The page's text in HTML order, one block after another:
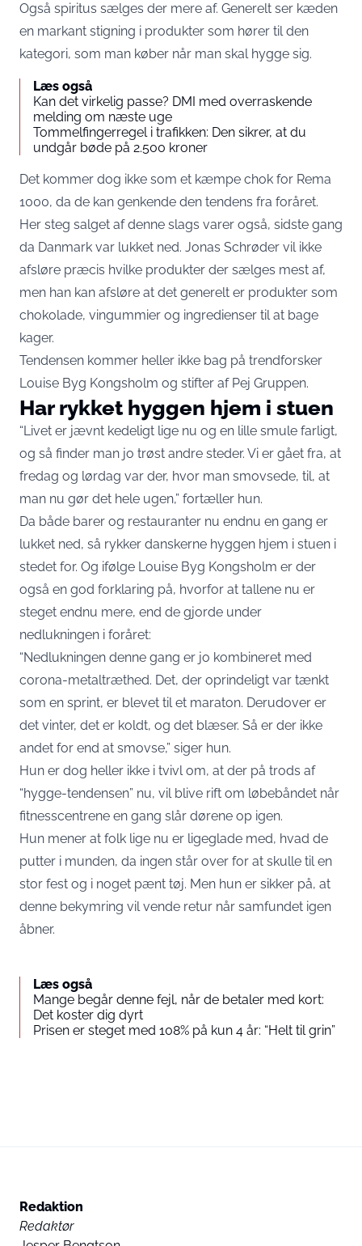
Også spiritus sælges der mere af. Generelt ser kæden
en markant stigning i produkter som hører til den
kategori, som man køber når man skal hygge sig.
Læs også
Kan det virkelig passe? DMI med overraskende
melding om næste uge
Tommelfingerregel i trafikken: Den sikrer, at du
undgår bøde på 2.500 kroner
Det kommer dog ikke som et kæmpe chok for Rema
1000, da de kan genkende den tendens fra foråret.
Her steg salget af denne slags varer også, sidste gang
da Danmark var lukket ned. Jonas Schrøder vil ikke
afsløre præcis hvilke produkter der sælges mest af,
men han kan afsløre at det generelt er produkter som
chokolade, vingummier og ingredienser til at bage
kager.
Tendensen kommer heller ikke bag på trendforsker
Louise Byg Kongsholm og stifter af Pej Gruppen.
Har rykket hyggen hjem i stuen
“Livet er jævnt kedeligt lige nu og en lille smule farligt,
og så finder man jo trøst andre steder. Vi er gået fra, at
fredag og lørdag var der, hvor man smovsede, til, at
man nu gør det hele ugen,” fortæller hun.
Da både barer og restauranter nu endnu en gang er
lukket ned, så rykker danskerne hyggen hjem i stuen i
stedet for. Og ifølge Louise Byg Kongsholm er der
også en god forklaring på, hvorfor at tallene nu er
steget endnu mere, end de gjorde under
nedlukningen i foråret:
“Nedlukningen denne gang er jo kombineret med
corona-metaltræthed. Det, der oprindeligt var tænkt
som en sprint, er blevet til et maraton. Derudover er
det vinter, det er koldt, og det blæser. Så er der ikke
andet for end at smovse,” siger hun.
Hun er dog heller ikke i tvivl om, at der på trods af
“hygge-tendensen” nu, vil blive rift om løbebåndet når
fitnesscentrene en gang slår dørene op igen.
Hun mener at folk lige nu er ligeglade med, hvad de
putter i munden, da ingen står over for at skulle til en
stor fest og i noget pænt tøj. Men hun er sikker på, at
denne bekymring vil vende retur når samfundet igen
åbner.
Læs også
Mange begår denne fejl, når de betaler med kort:
Det koster dig dyrt
Prisen er steget med 108% på kun 4 år: “Helt til grin”
Redaktion
Redaktør